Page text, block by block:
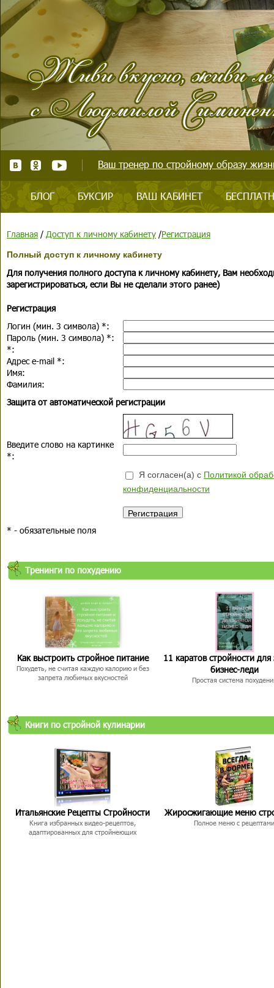
Ваш тренер по стройному образу
БЛОГ БУКСИР ВАШ КАБИНЕТ
Главная / Доступ к личному кабинету /Регистрация
Полный доступ к личному кабинету
Для получения полного доступа к личному кабинету, Вам
зарегистрироваться, если Вы не сделали этого ранее)
Регистрация
Логин (мин. 3 символа) *:
Пароль (мин. 3 символа) *:
*:
Адрес e-mail *:
Имя:
Фамилия:
Защита от автоматической регистрации
Введите слово на картинке
*:
Я согласен(а) с Политикой
конфиденциальности
* - обязательные поля
Тренинги по похудению
Как выстроить стройное питание
Похудеть, не считая каждую калорию и без
запрета любимых вкусностей
11 каратов стройности для
бизнес-леди
Простая система
Книги по стройной кулинарии
Итальянские Рецепты Стройности
Книга избранных видео-рецептов,
адаптированных для стройнеющих
Жиросжигающие меню
Полное меню с рецептами